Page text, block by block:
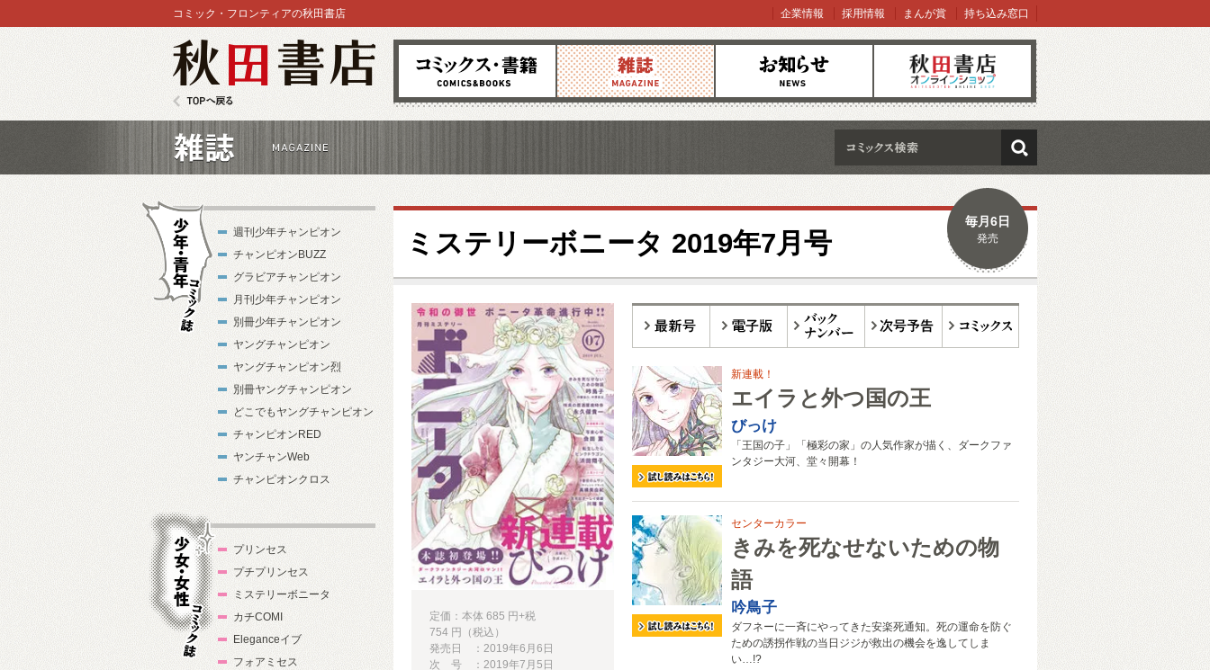
コミックス 雑誌 お知らせ オンラインショップ
コミック・フロンティアの秋田書店 企業情報 採用情報 まんが賞 持ち込み窓口
検索
ミステリーボニータ 2019年7月号
毎月6日
発売
新連載！
エイラと外つ国の王
びっけ
「王国の子」「極彩の家」の人気作家が描く、ダークファ
ンタジー大河、堂々開幕！
センターカラー
きみを死なせないための物
語
吟鳥子
ダフネーに一斉にやってきた安楽死通知。死の運命を防ぐ
ための誘拐作戦の当日ジジが救出の機会を逸してしま
い…!?
定価：本体 685 円+税
754 円（税込）
発売日 ：2019年6月6日
次 号 ：2019年7月5日
ミック誌
週刊少年チャンピオン
チャンピオンBUZZ
グラビアチャンピオン
月刊少年チャンピオン
別冊少年チャンピオン
ヤングチャンピオン
ヤングチャンピオン烈
別冊ヤングチャンピオン
どこでもヤングチャンピオン
チャンピオンRED
ヤンチャンWeb
チャンピオンクロス
プリンセス
プチプリンセス
ミステリーボニータ
カチCOMI
Eleganceイブ
フォアミセス